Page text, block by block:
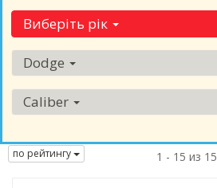
Виберіть рік
Dodge
Caliber
по рейтингу 1 - 15 из 15